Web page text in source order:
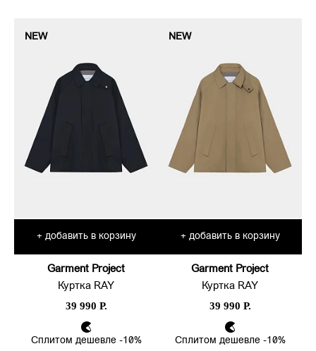
NEW
+ добавить в корзину
Garment Project
Куртка RAY
39 990 Р.
Сплитом дешевле -10%
NEW
+ добавить в корзину
Garment Project
Куртка RAY
39 990 Р.
Сплитом дешевле -10%